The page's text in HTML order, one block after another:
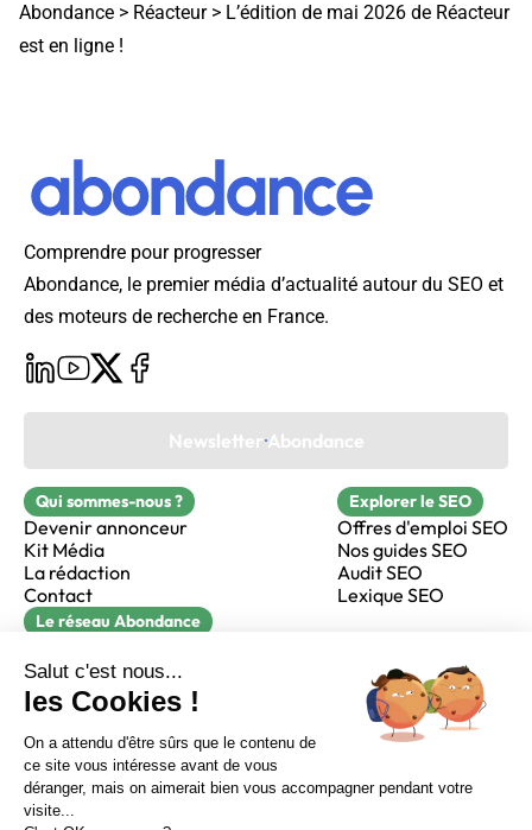
Sur LinkedIn Sur Youtube
Sur X Sur Facebook
Abondance > Réacteur> L’édition de mai 2026 de Réacteur
est en ligne !
Comprendre pour progresser
Abondance, le premier média d’actualité autour du SEO et
des moteurs de recherche en France.
Newsletter Abondance
Qui sommes-nous ?
Devenir annonceur
Kit Média
La rédaction
Contact
Explorer le SEO
Offres d'emploi SEO
Nos guides SEO
Audit SEO
Lexique SEO
Le réseau Abondance
Réacteur
alfie formation